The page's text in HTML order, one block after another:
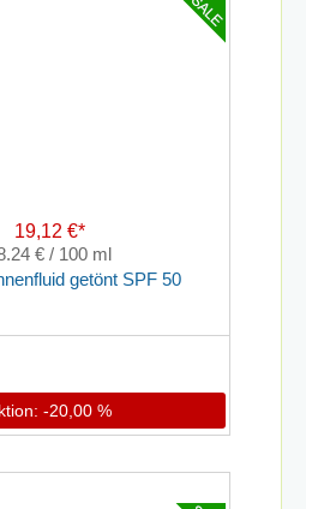
19,12 €*
€ / 100 ml
getönt SPF 50
-20,00 %